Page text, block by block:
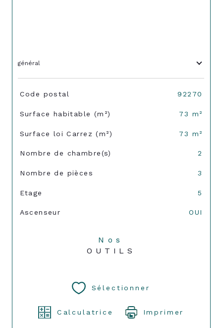
général
TRAD_SIROCCO_Caracteristique
Code postal 92270
Surface habitable (m²) 73 m²
Surface loi Carrez (m²) 73 m²
Nombre de chambre(s) 2
Nombre de pièces 3
Etage 5
Ascenseur OUI
Nos
OUTILS
Sélectionner
Calculatrice Imprimer